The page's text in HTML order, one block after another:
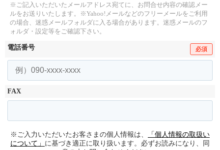
※ご記入いただいたメールアドレス宛てに、お問合せ内容の確認メー
ルをお送りいたします。
※Yahoo!メールなどのフリーメールをご利用
の場合、迷惑メールフォルダに入る場合があります。 迷惑メールのフ
ォルダ・設定等をご確認下さい。
電話番号 必須
FAX
※ご入力いただいたお客さまの個人情報は、
「個人情報の取扱い
について」 に基づき適正に取り扱います。必ずお読みになり、同